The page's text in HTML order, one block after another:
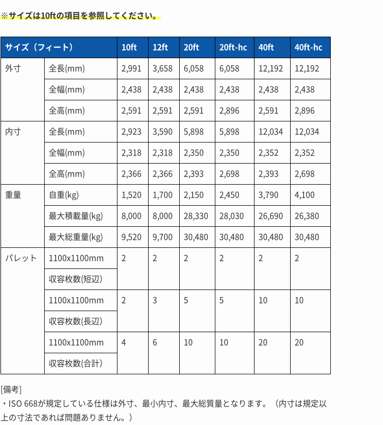
※サイズは10ftの項目を参照してください。
サイズ（フィート） 10ft 12ft 20ft 20ft-hc 40ft 40ft-hc
外寸 全長(mm) 2,991 3,658 6,058 6,058 12,192 12,192
全幅(mm) 2,438 2,438 2,438 2,438 2,438 2,438
全高(mm) 2,591 2,591 2,591 2,896 2,591 2,896
内寸 全長(mm) 2,923 3,590 5,898 5,898 12,034 12,034
全幅(mm) 2,318 2,318 2,350 2,350 2,352 2,352
全高(mm) 2,366 2,366 2,393 2,698 2,393 2,698
重量 自重(kg) 1,520 1,700 2,150 2,450 3,790 4,100
最大積載量(kg) 8,000 8,000 28,330 28,030 26,690 26,380
最大総重量(kg) 9,520 9,700 30,480 30,480 30,480 30,480
パレット 1100x1100mm 2 2 2 2 2 2
収容枚数(短辺）
1100x1100mm 2 3 5 5 10 10
収容枚数(長辺）
1100x1100mm 4 6 10 10 20 20
収容枚数(合計）
[備考]
・ISO 668が規定している仕様は外寸、最小内寸、最大総質量となります。（内寸は規定以
上の寸法であれば問題ありません。）